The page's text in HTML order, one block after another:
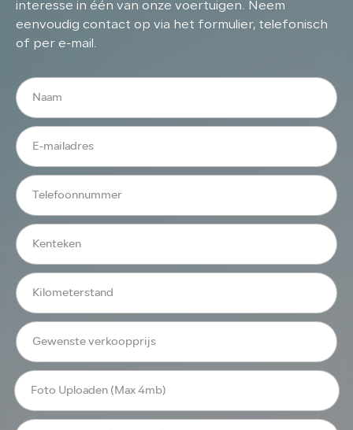
interesse in één van onze voertuigen. Neem
eenvoudig contact op via het formulier, telefonisch
of per e-mail.
Foto Uploaden (Max 4mb)